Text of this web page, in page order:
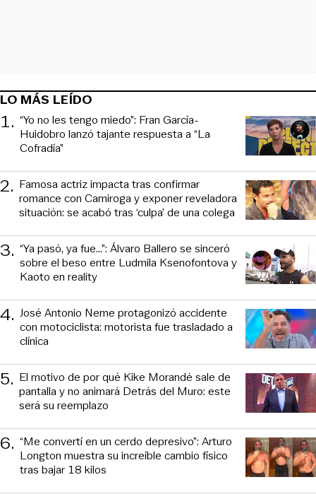
LO MÁS LEÍDO
1. “Yo no les tengo miedo”: Fran García-
Huidobro lanzó tajante respuesta a “La
Cofradía”
2. Famosa actriz impacta tras confirmar
romance con Camiroga y exponer reveladora
situación: se acabó tras ‘culpa’ de una colega
3. “Ya pasó, ya fue...”: Álvaro Ballero se sinceró
sobre el beso entre Ludmila Ksenofontova y
Kaoto en reality
4. José Antonio Neme protagonizó accidente
con motociclista: motorista fue trasladado a
clínica
5. El motivo de por qué Kike Morandé sale de
pantalla y no animará Detrás del Muro: este
será su reemplazo
6. “Me convertí en un cerdo depresivo”: Arturo
Longton muestra su increíble cambio físico
tras bajar 18 kilos